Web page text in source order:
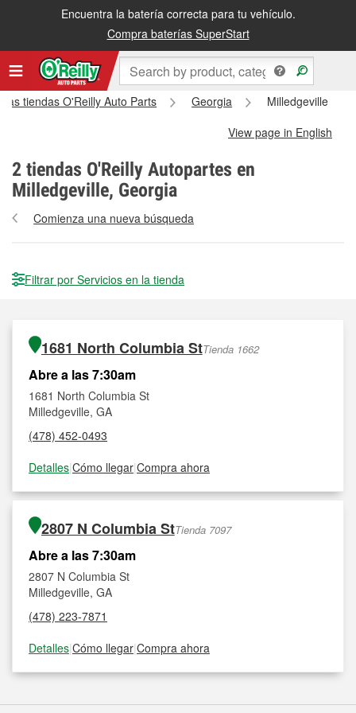
Encuentra la batería correcta para tu vehículo.
Compra baterías SuperStart
las tiendas O'Reilly Auto Parts Georgia
Milledgeville
View page in English
2 tiendas O'Reilly Autopartes en
Milledgeville, Georgia
Comienza una nueva búsqueda
Filtrar por Servicios en la tienda
1681 North Columbia StTienda 1662
Abre a las 7:30am
1681 North Columbia St
Milledgeville, GA
(478) 452-0493
Detalles|Cómo llegar|Compra ahora
2807 N Columbia StTienda 7097
Abre a las 7:30am
2807 N Columbia St
Milledgeville, GA
(478) 223-7871
Detalles|Cómo llegar|Compra ahora